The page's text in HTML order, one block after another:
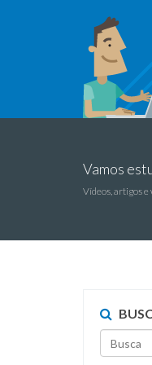
Vamos
Vídeos, artigos